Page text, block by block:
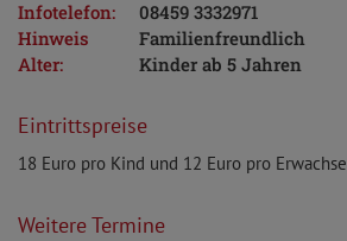
Infotelefon:
08459 3332971
Hinweis
Familienfreundlich
Alter:
Kinder ab 5 Jahren
Eintrittspreise
18 Euro pro Kind und 12 Euro pro
Weitere Termine